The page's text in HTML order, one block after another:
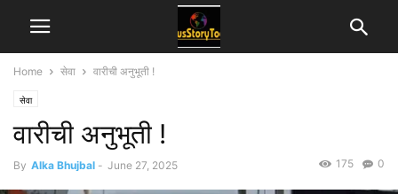
Home सेवा वारीची अनुभूती !
सेवा
वारीची अनुभूती !
By Alka Bhujbal - June 27, 2025 0
175